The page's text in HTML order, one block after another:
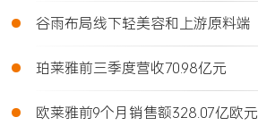
• 谷雨布局线下轻美容和上游原料端
• 珀莱雅前三季度营收70.98亿元
• 欧莱雅前9个月销售额328.07亿欧元